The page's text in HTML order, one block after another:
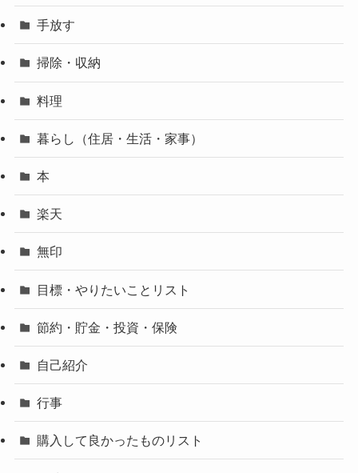
手放す
掃除・収納
料理
暮らし（住居・生活・家事）
本
楽天
無印
目標・やりたいことリスト
節約・貯金・投資・保険
自己紹介
行事
購入して良かったものリスト